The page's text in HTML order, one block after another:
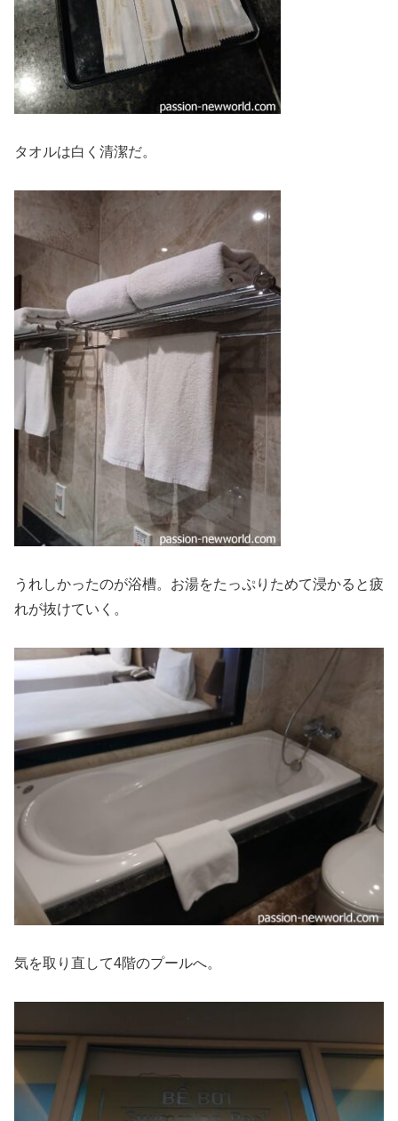
タオルは白く清潔だ。
うれしかったのが浴槽。お湯をたっぷりためて浸かると疲
れが抜けていく。
気を取り直して4階のプールへ。